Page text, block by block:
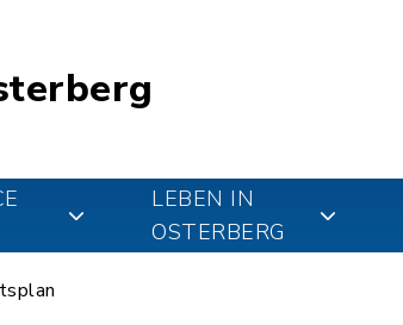
LEBEN IN
OSTERBERG